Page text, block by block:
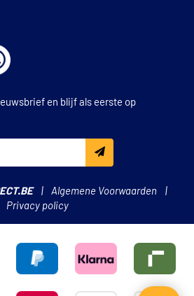
en blijf als eerste op
Algemene Voorwaarden
Privacy policy